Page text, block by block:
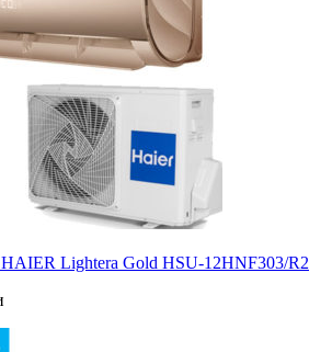
Lightera Gold HSU-12HNF303/R2